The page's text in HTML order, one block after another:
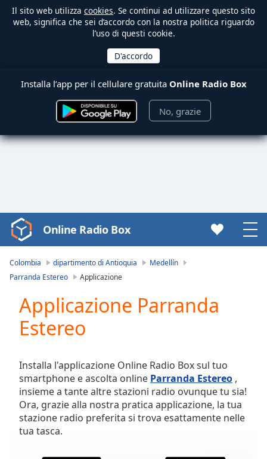
Il sito web utilizza cookies. Se continui ad utilizzare questo sito
web, significa che sei d’accordo con la nostra politica riguardo
l’uso di questi cookie.
Installa l’app per il cellulare gratuita Online Radio Box
No, grazie
Video
Player
loading.
Video
Play
Skip
Backward
Mute
Current
Time0:00
Duration-:-
Loaded
Online Radio Box
Colombia dipartimento di Antioquia
Medellín
Parranda Estereo
Applicazione
Applicazione Parranda
Estereo
Installa l'applicazione Online Radio Box sul tuo
smartphone e ascolta online Parranda Estereo ,
insieme a tante altre stazioni radio ovunque tu sia!
Ora, grazie alla nostra pratica applicazione, la tua
stazione radio preferita si trova esattamente nelle
tua tasca.